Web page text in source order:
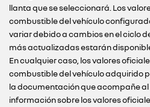
llanta que se seleccionará. Los
combustible del vehículo
variar debido a cambios en el ciclo
más actualizadas estarán
En cualquier caso, los valores
combustible del vehículo adquirido
la documentación que acompañe al
información sobre los valores